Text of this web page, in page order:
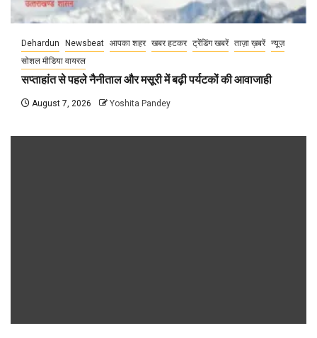
Dehardun Newsbeat आपका शहर खबर हटकर ट्रेंडिंग खबरें ताज़ा ख़बरें न्यूज़
सोशल मीडिया वायरल
सप्ताहांत से पहले नैनीताल और मसूरी में बढ़ी पर्यटकों की आवाजाही
August 7, 2026 Yoshita Pandey